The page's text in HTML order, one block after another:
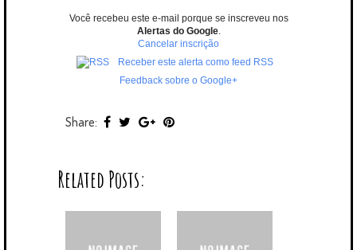
Você recebeu este e-mail porque se inscreveu nos
Alertas do Google.
Cancelar inscrição
Receber este alerta como feed RSS
Feedback sobre o Google+
Share:
Related Posts: